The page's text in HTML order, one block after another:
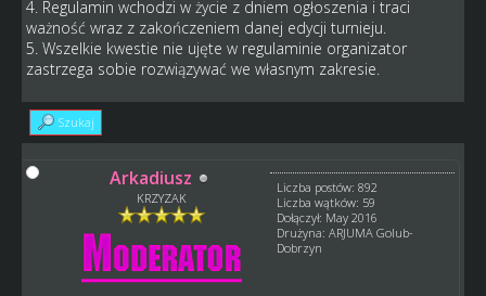
4. Regulamin wchodzi w życie z dniem ogłoszenia i traci
ważność wraz z zakończeniem danej edycji turnieju.
5. Wszelkie kwestie nie ujęte w regulaminie organizator
zastrzega sobie rozwiązywać we własnym zakresie.
Szukaj
Arkadiusz
KRZYZAK
Liczba postów: 892
Liczba wątków: 59
Dołączył: May 2016
Drużyna: ARJUMA Golub-
Dobrzyn